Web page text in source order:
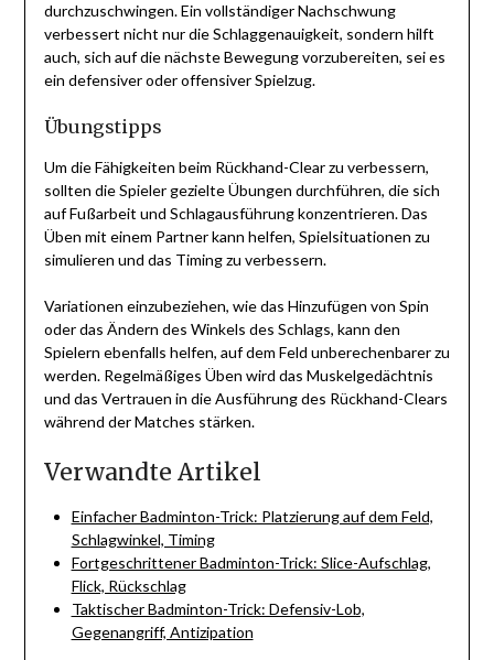
durchzuschwingen. Ein vollständiger Nachschwung
verbessert nicht nur die Schlaggenauigkeit, sondern hilft
auch, sich auf die nächste Bewegung vorzubereiten, sei es
ein defensiver oder offensiver Spielzug.
Übungstipps
Um die Fähigkeiten beim Rückhand-Clear zu verbessern,
sollten die Spieler gezielte Übungen durchführen, die sich
auf Fußarbeit und Schlagausführung konzentrieren. Das
Üben mit einem Partner kann helfen, Spielsituationen zu
simulieren und das Timing zu verbessern.
Variationen einzubeziehen, wie das Hinzufügen von Spin
oder das Ändern des Winkels des Schlags, kann den
Spielern ebenfalls helfen, auf dem Feld unberechenbarer zu
werden. Regelmäßiges Üben wird das Muskelgedächtnis
und das Vertrauen in die Ausführung des Rückhand-Clears
während der Matches stärken.
Verwandte Artikel
Einfacher Badminton-Trick: Platzierung auf dem Feld,
Schlagwinkel, Timing
Fortgeschrittener Badminton-Trick: Slice-Aufschlag,
Flick, Rückschlag
Taktischer Badminton-Trick: Defensiv-Lob,
Gegenangriff, Antizipation